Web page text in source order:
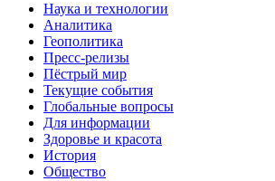
Наука и технологии
Аналитика
Геополитика
Пресс-релизы
Пёстрый мир
Текущие события
Глобальные вопросы
Для информации
Здоровье и красота
История
Общество